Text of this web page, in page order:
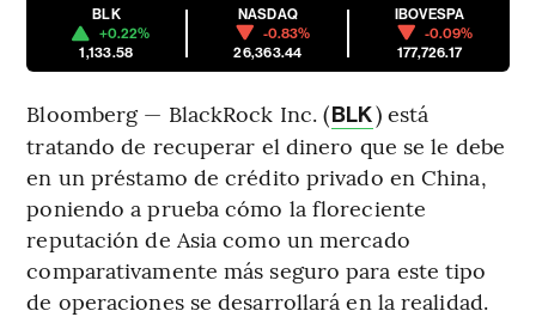
BLK
+0.22%
1,133.58
NASDAQ
-0.83%
26,363.44
IBOVESPA
-0.09%
177,726.17
Bloomberg — BlackRock Inc. (BLK) está
tratando de recuperar el dinero que se le debe
en un préstamo de crédito privado en China,
poniendo a prueba cómo la floreciente
reputación de Asia como un mercado
comparativamente más seguro para este tipo
de operaciones se desarrollará en la realidad.